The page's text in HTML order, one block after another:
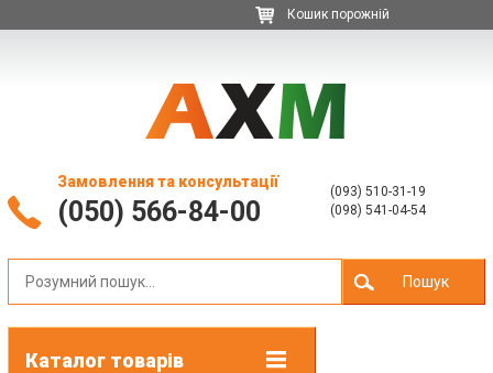
Кошик порожній
Замовлення та консультації
(050) 566-84-00
(093) 510-31-19
(098) 541-04-54
Пошук
Каталог товарів